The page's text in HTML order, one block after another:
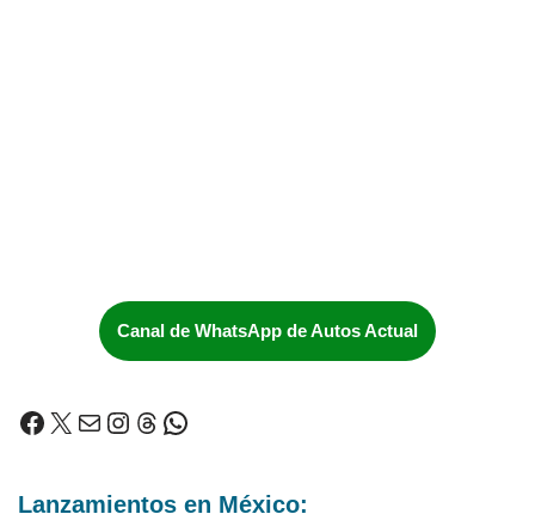
Canal de WhatsApp de Autos Actual
Lanzamientos en México: